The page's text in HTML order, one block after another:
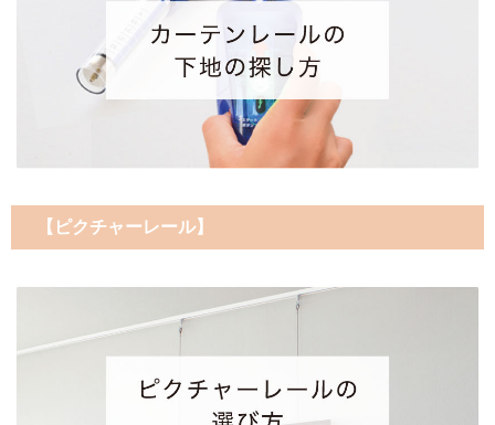
【ピクチャーレール】